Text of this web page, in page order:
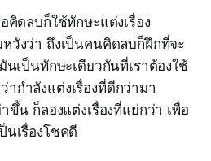
คิดลบก็ใช้ทักษะแต่งเรื่อง
วังว่า ถึงเป็นคนคิดลบก็ฝึกที่จะ
นเป็นทักษะเดียวกันที่เราต้องใช้
กำลังแต่งเรื่องที่ดีกว่ามา
ขึ้น ก็ลองแต่งเรื่องที่แย่กว่า เพื่อ
เรื่องโชคดี